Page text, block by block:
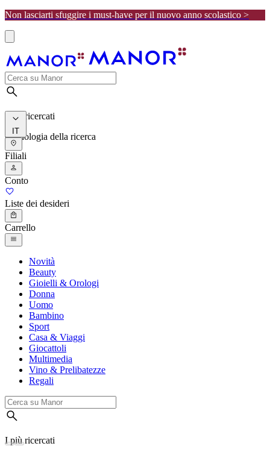
Non lasciarti sfuggire i must-have per il nuovo anno scolastico >
I più ricercati
Cronologia della ricerca
IT
Filiali
Conto
Liste dei desideri
Carrello
Novità
Beauty
Gioielli & Orologi
Donna
Uomo
Bambino
Sport
Casa & Viaggi
Giocattoli
Multimedia
Vino & Prelibatezze
Regali
I più ricercati